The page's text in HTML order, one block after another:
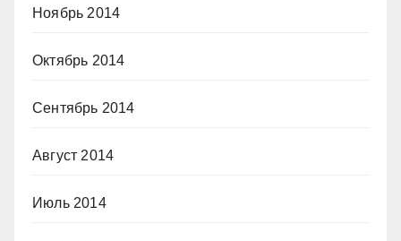
Ноябрь 2014
Октябрь 2014
Сентябрь 2014
Август 2014
Июль 2014